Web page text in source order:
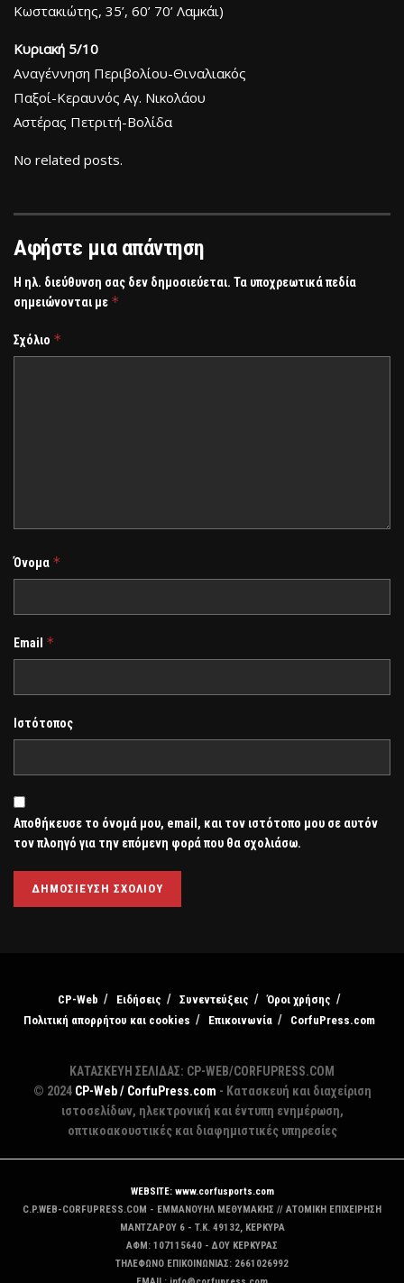
Κωστακιώτης, 35’, 60’ 70’ Λαμκάι)
Κυριακή 5/10
Αναγέννηση Περιβολίου-Θιναλιακός
Παξοί-Κεραυνός Αγ. Νικολάου
Αστέρας Πετριτή-Βολίδα
No related posts.
Αφήστε μια απάντηση
Η ηλ. διεύθυνση σας δεν δημοσιεύεται. Τα υποχρεωτικά πεδία
σημειώνονται με *
Σχόλιο *
Όνομα *
Email *
Ιστότοπος
Αποθήκευσε το όνομά μου, email, και τον ιστότοπο μου σε αυτόν
τον πλοηγό για την επόμενη φορά που θα σχολιάσω.
CP-Web Ειδήσεις Συνεντεύξεις
Όροι χρήσης
Πολιτική απορρήτου και cookies
Επικοινωνία CorfuPress.com
ΚΑΤΑΣΚΕΥΗ ΣΕΛΙΔΑΣ: CP-WEB/CORFUPRESS.COM
© 2024 CP-Web / CorfuPress.com - Κατασκευή και διαχείριση
ιστοσελίδων, ηλεκτρονική και έντυπη ενημέρωση,
οπτικοακουστικές και διαφημιστικές υπηρεσίες
WEBSITE: www.corfusports.com
C.P.WEB-CORFUPRESS.COM - ΕΜΜΑΝΟΥΗΛ ΜΕΘΥΜΑΚΗΣ // ΑΤΟΜΙΚΗ ΕΠΙΧΕΙΡΗΣΗ
MANTZAΡΟΥ 6 - T.K. 49132, ΚΕΡΚΥΡΑ
ΑΦΜ: 107115640 - ΔΟΥ ΚΕΡΚΥΡΑΣ
ΤΗΛΕΦΩΝΟ ΕΠΙΚΟΙΝΩΝΙΑΣ: 2661026992